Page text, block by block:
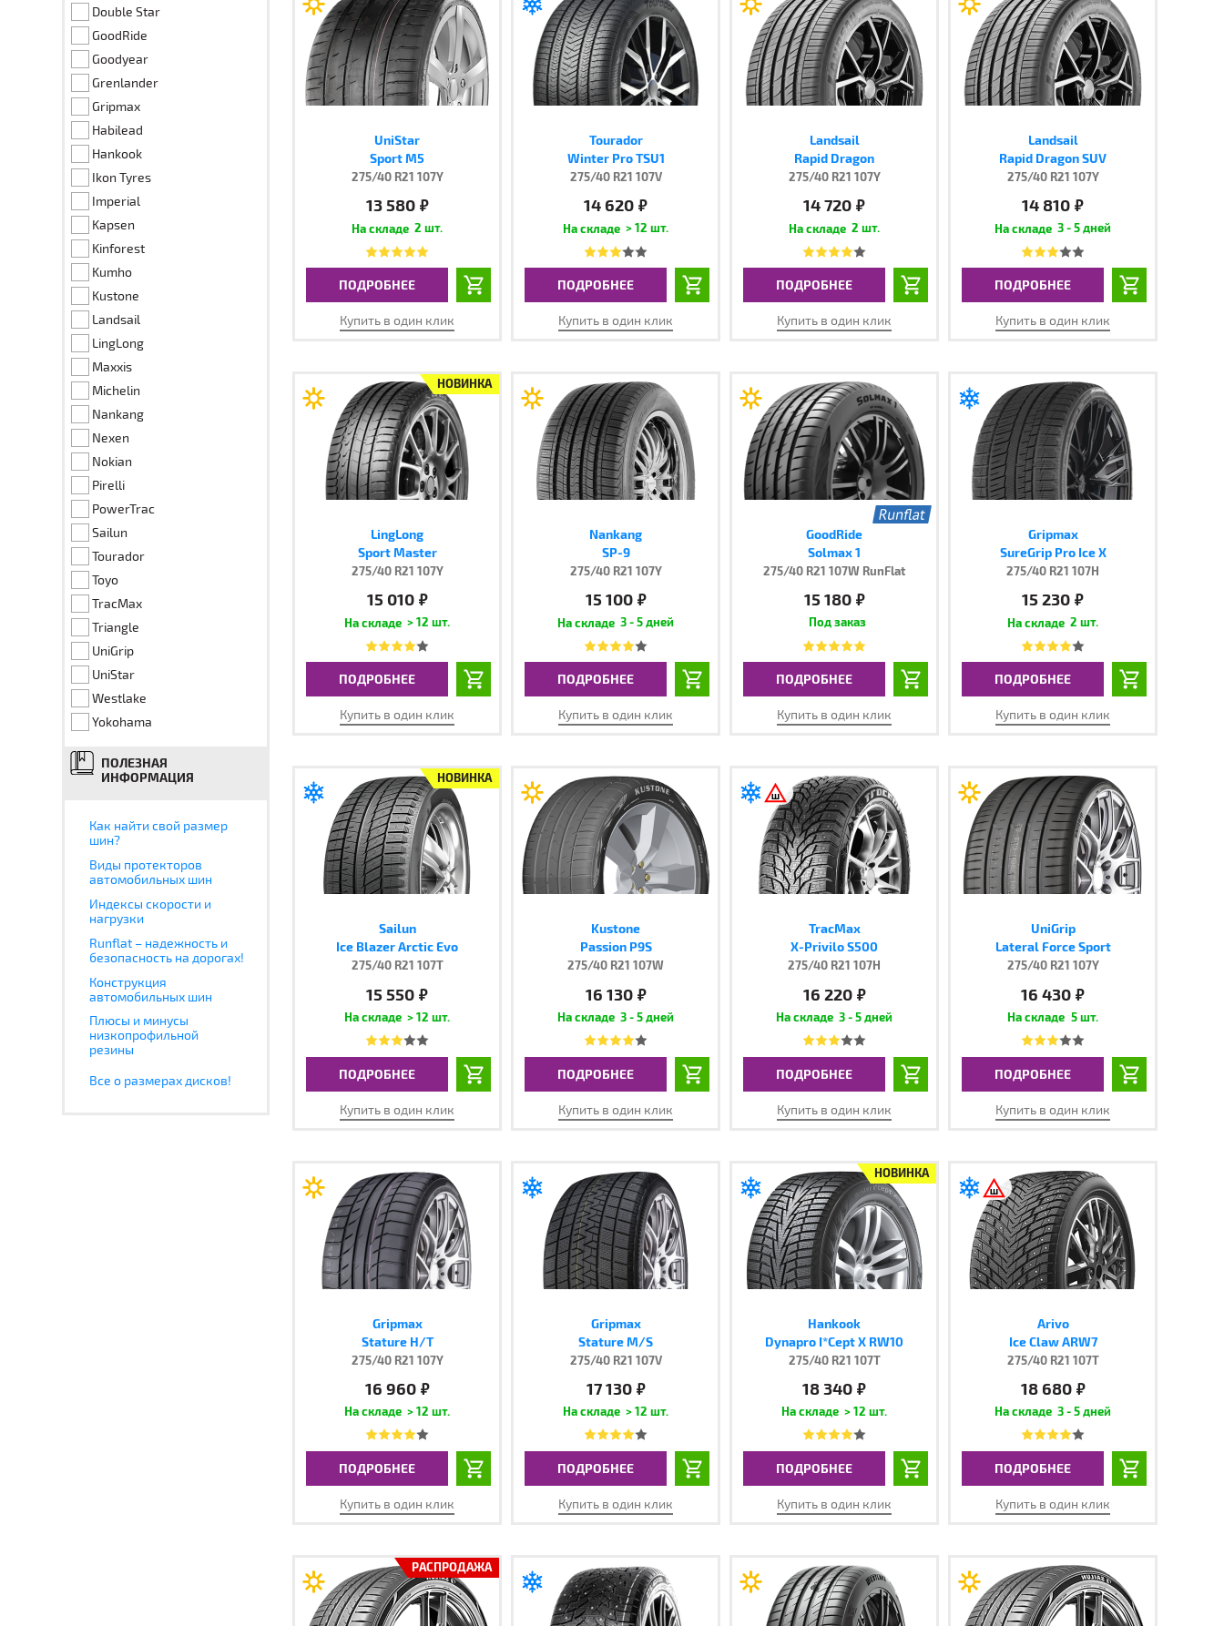
Double Star
GoodRide
Goodyear
Grenlander
Gripmax
Habilead
Hankook
Ikon Tyres
Imperial
Kapsen
Kinforest
Kumho
Kustone
Landsail
LingLong
Maxxis
Michelin
Nankang
Nexen
Nokian
Pirelli
PowerTrac
Sailun
Tourador
Toyo
TracMax
Triangle
UniGrip
UniStar
Westlake
Yokohama
ПОЛЕЗНАЯ
ИНФОРМАЦИЯ
Как найти свой размер
шин?
Виды протекторов
автомобильных шин
Индексы скорости и
нагрузки
Runflat – надежность и
безопасность на дорогах!
Конструкция
автомобильных шин
Плюсы и минусы
низкопрофильной
резины
Все о размерах дисков!
UniStar
Sport M5
275/40 R21 107Y
13 580 руб.
2 шт.
ПОДРОБНЕЕ
Купить в один клик
Tourador
Winter Pro TSU1
275/40 R21 107V
14 620 руб.
> 12 шт.
ПОДРОБНЕЕ
Купить в один клик
Landsail
Rapid Dragon
275/40 R21 107Y
14 720 руб.
2 шт.
ПОДРОБНЕЕ
Купить в один клик
Landsail
Rapid Dragon SUV
275/40 R21 107Y
14 810 руб.
3 - 5 дней
ПОДРОБНЕЕ
Купить в один клик
НОВИНКА
LingLong
Sport Master
275/40 R21 107Y
15 010 руб.
> 12 шт.
ПОДРОБНЕЕ
Купить в один клик
Nankang
SP-9
275/40 R21 107Y
15 100 руб.
3 - 5 дней
ПОДРОБНЕЕ
Купить в один клик
GoodRide
Solmax 1
275/40 R21 107W RunFlat
15 180 руб.
Под заказ
ПОДРОБНЕЕ
Купить в один клик
Gripmax
SureGrip Pro Ice X
275/40 R21 107H
15 230 руб.
2 шт.
ПОДРОБНЕЕ
Купить в один клик
НОВИНКА
Sailun
Ice Blazer Arctic Evo
275/40 R21 107T
15 550 руб.
> 12 шт.
ПОДРОБНЕЕ
Купить в один клик
Kustone
Passion P9S
275/40 R21 107W
16 130 руб.
3 - 5 дней
ПОДРОБНЕЕ
Купить в один клик
TracMax
X-Privilo S500
275/40 R21 107H
16 220 руб.
3 - 5 дней
ПОДРОБНЕЕ
Купить в один клик
UniGrip
Lateral Force Sport
275/40 R21 107Y
16 430 руб.
5 шт.
ПОДРОБНЕЕ
Купить в один клик
Gripmax
Stature H/T
275/40 R21 107Y
16 960 руб.
> 12 шт.
ПОДРОБНЕЕ
Купить в один клик
Gripmax
Stature M/S
275/40 R21 107V
17 130 руб.
> 12 шт.
ПОДРОБНЕЕ
Купить в один клик
НОВИНКА
Hankook
Dynapro I*Cept X RW10
275/40 R21 107T
18 340 руб.
> 12 шт.
ПОДРОБНЕЕ
Купить в один клик
Arivo
Ice Claw ARW7
275/40 R21 107T
18 680 руб.
3 - 5 дней
ПОДРОБНЕЕ
Купить в один клик
РАСПРОДАЖА